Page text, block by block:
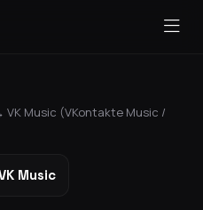
VK Music (VKontakte Music /
Music